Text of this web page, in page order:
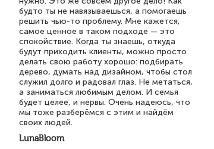
будто ты не навязываешься, а помогаешь
решить чью-то проблему. Мне кажется,
самое ценное в таком подходе — это
спокойствие. Когда ты знаешь, откуда
будут приходить клиенты, можно просто
делать свою работу хорошо: подбирать
дерево, думать над дизайном, чтобы стол
служил долго и радовал глаз. Не метаться,
а заниматься любимым делом. И семья
будет целее, и нервы. Очень надеюсь, что
мы тоже разберёмся с этим и найдём
своих людей.
LunaBloom